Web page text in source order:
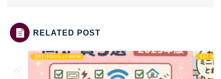
RELATED POST
【月】今日のちょい節約術 【月】今日